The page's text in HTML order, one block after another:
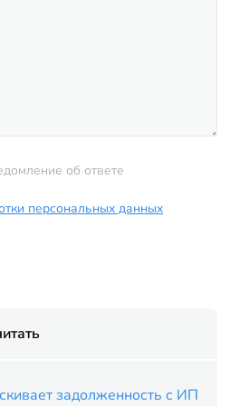
об ответе
персональных данных
задолженность с ИП